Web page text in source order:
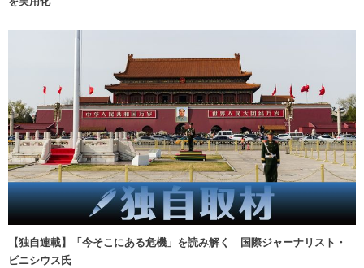
【独自連載】「今そこにある危機」を読み解く 国際ジャーナリスト・
ビニシウス氏